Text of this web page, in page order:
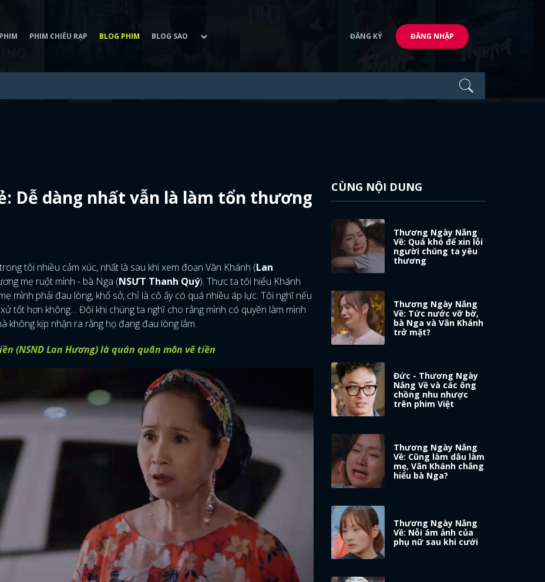
PHIM CHIẾU RẠP BLOG PHIM BLOG SAO ĐĂNG KÝ ĐĂNG NHẬP
Dễ dàng nhất vẫn là làm tổn thương
tôi nhiều cảm xúc, nhất là sau khi xem đoạn Vân Khánh (Lan
mẹ ruột mình - bà Nga (NSƯT Thanh Quý). Thực ta tôi hiểu Khánh
mình phải đau lòng, khổ sở, chỉ là cô ấy có quá nhiều áp lực. Tôi nghĩ nếu
tốt hơn không… Đôi khi chúng ta nghĩ cho rằng mình có quyền làm mình
không kịp nhận ra rằng họ đang đau lòng lắm.
(NSND Lan Hương) là quán quân môn vẽ tiền
CÙNG NỘI DUNG
Thương Ngày Nắng
Về: Quá khó để xin lỗi
người chúng ta yêu
thương
Thương Ngày Nắng
Về: Tức nước vỡ bờ,
bà Nga và Vân Khánh
trở mặt?
Đức - Thương Ngày
Nắng Về và các ông
chồng nhu nhược
trên phim Việt
Thương Ngày Nắng
Về: Cũng làm dâu làm
mẹ, Vân Khánh chẳng
hiểu bà Nga?
Thương Ngày Nắng
Về: Nỗi ám ảnh của
phụ nữ sau khi cưới